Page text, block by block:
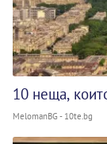
10 неща,
MelomanBG - 10te.bg